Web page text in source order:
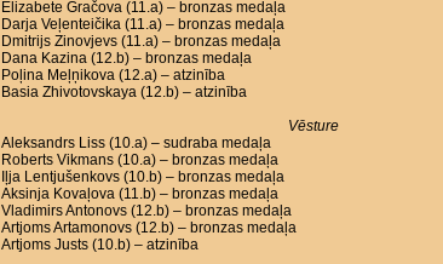
Elizabete Gračova (11.a) – bronzas medaļa
Darja Veļenteičika (11.a) – bronzas medaļa
Dmitrijs Zinovjevs (11.a) – bronzas medaļa
Dana Kazina (12.b) – bronzas medaļa
Poļina Meļņikova (12.a) – atzinība
Basia Zhivotovskaya (12.b) – atzinība
Vēsture
Aleksandrs Liss (10.a) – sudraba medaļa
Roberts Vikmans (10.a) – bronzas medaļa
Iļja Lentjušenkovs (10.b) – bronzas medaļa
Aksinja Kovaļova (11.b) – bronzas medaļa
Vladimirs Antonovs (12.b) – bronzas medaļa
Artjoms Artamonovs (12.b) – bronzas medaļa
Artjoms Justs (10.b) – atzinība